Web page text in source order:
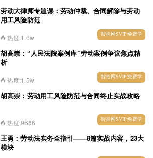
劳动大律师专题课：劳动仲裁、合同解除与劳动
用工风险防范
热度:1.6w 智拾网SVIP免费学
胡高崇：“人民法院案例库”劳动案例争议焦点精
析
热度:1.5w 智拾网SVIP免费学
胡高崇：劳动用工风险防范与合同终止实战攻略
热度:9686 智拾网SVIP免费学
王勇：劳动法实务全指引——8篇实战内容，23大
模块